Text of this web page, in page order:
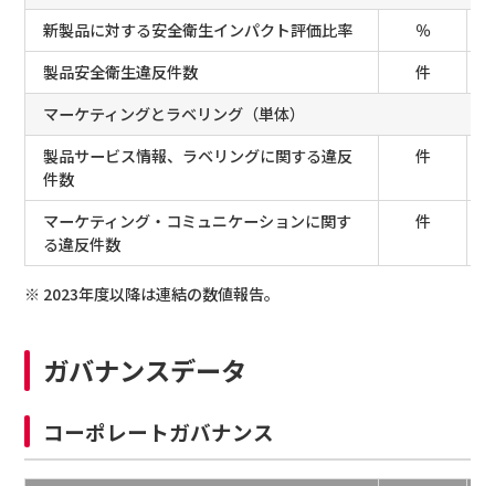
新製品に対する安全衛生インパクト評価比率
％
製品安全衛生違反件数
件
マーケティングとラベリング（単体）
製品サービス情報、ラベリングに関する違反
件数
件
マーケティング・コミュニケーションに関す
る違反件数
件
※ 2023年度以降は連結の数値報告。
ガバナンスデータ
コーポレートガバナンス